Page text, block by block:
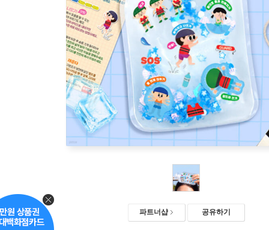
파트너샵 공유하기